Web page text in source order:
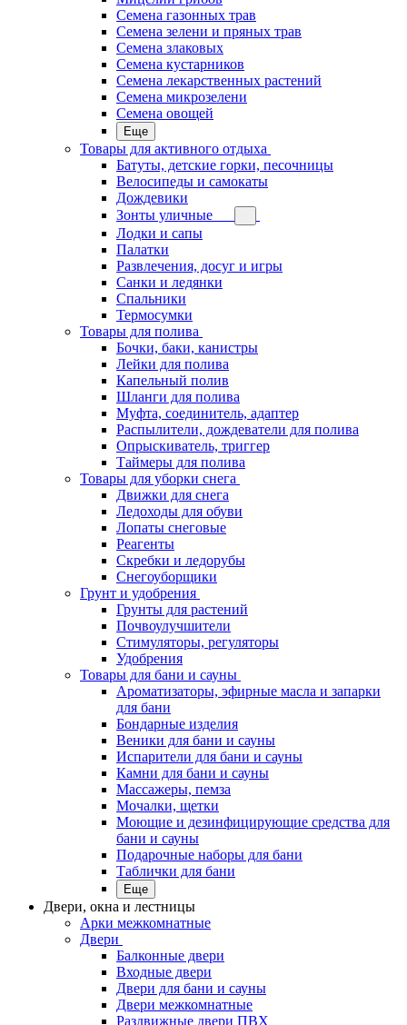
Семена газонных трав
Семена зелени и пряных трав
Семена злаковых
Семена кустарников
Семена лекарственных растений
Семена микрозелени
Семена овощей
Еще
Товары для активного отдыха
Батуты, детские горки, песочницы
Велосипеды и самокаты
Дождевики
Зонты уличные
Лодки и сапы
Палатки
Развлечения, досуг и игры
Санки и ледянки
Спальники
Термосумки
Товары для полива
Бочки, баки, канистры
Лейки для полива
Капельный полив
Шланги для полива
Муфта, соединитель, адаптер
Распылители, дождеватели для полива
Опрыскиватель, триггер
Таймеры для полива
Товары для уборки снега
Движки для снега
Ледоходы для обуви
Лопаты снеговые
Реагенты
Скребки и ледорубы
Снегоуборщики
Грунт и удобрения
Грунты для растений
Почвоулучшители
Стимуляторы, регуляторы
Удобрения
Товары для бани и сауны
Ароматизаторы, эфирные масла и запарки
для бани
Бондарные изделия
Веники для бани и сауны
Испарители для бани и сауны
Камни для бани и сауны
Массажеры, пемза
Мочалки, щетки
Моющие и дезинфицирующие средства для
бани и сауны
Подарочные наборы для бани
Таблички для бани
Еще
Двери, окна и лестницы
Арки межкомнатные
Двери
Балконные двери
Входные двери
Двери для бани и сауны
Двери межкомнатные
Раздвижные двери ПВХ